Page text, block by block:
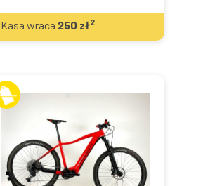
Kasa wraca 250 zł2